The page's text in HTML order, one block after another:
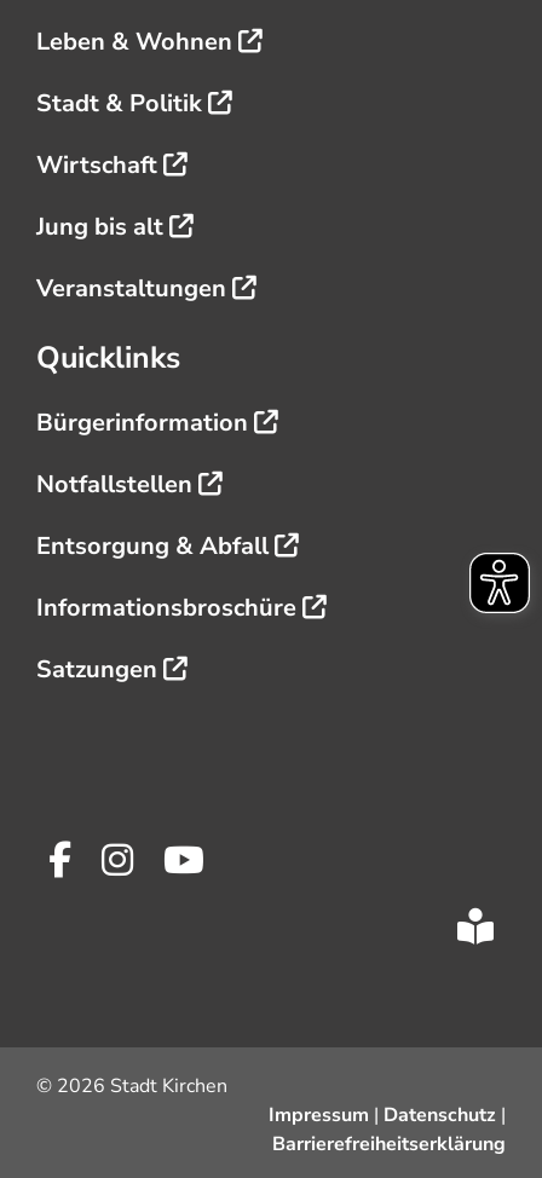
Leben & Wohnen
Stadt & Politik
Wirtschaft
Jung bis alt
Veranstaltungen
Quicklinks
Bürgerinformation
Notfallstellen
Entsorgung & Abfall
Informationsbroschüre
Satzungen
© 2026 Stadt Kirchen
Impressum | Datenschutz |
Barrierefreiheitserklärung